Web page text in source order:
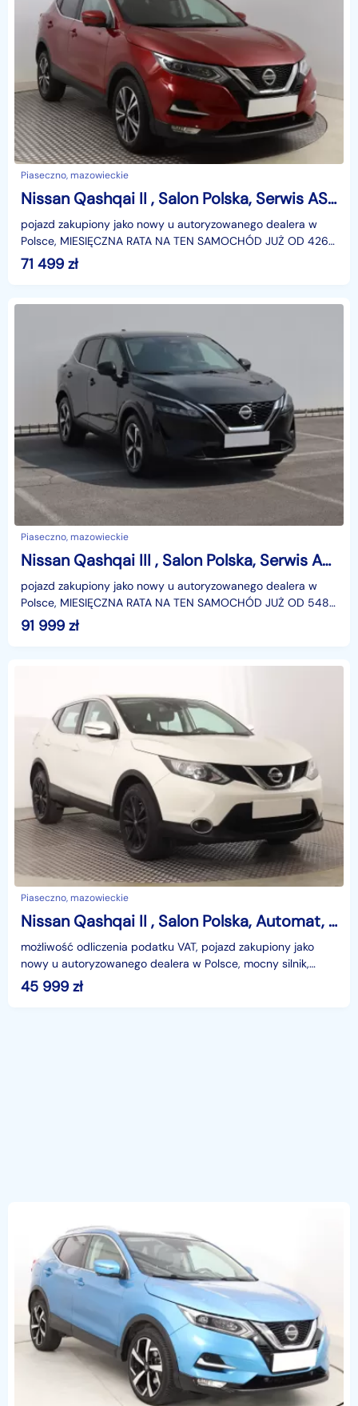
Piaseczno, mazowieckie
Nissan Qashqai II , Salon Polska, Serwis ASO, Automat, Navi, Klimatronic,
pojazd zakupiony jako nowy u autoryzowanego dealera w
Polsce, MIESIĘCZNA RATA NA TEN SAMOCHÓD JUŻ OD 426
PLN*Podana w ogłoszeniu lokalizacja pojazdu jest aktua
71 499 zł
Piaseczno, mazowieckie
Nissan Qashqai III , Salon Polska, Serwis ASO, Automat, Navi, Klimatronic,
pojazd zakupiony jako nowy u autoryzowanego dealera w
Polsce, MIESIĘCZNA RATA NA TEN SAMOCHÓD JUŻ OD 548
PLN*Podana w ogłoszeniu lokalizacja pojazdu jest aktua
91 999 zł
Piaseczno, mazowieckie
Nissan Qashqai II , Salon Polska, Automat, VAT 23%, Klimatronic, Tempomat,
możliwość odliczenia podatku VAT, pojazd zakupiony jako
nowy u autoryzowanego dealera w Polsce, mocny silnik,
45 999 zł